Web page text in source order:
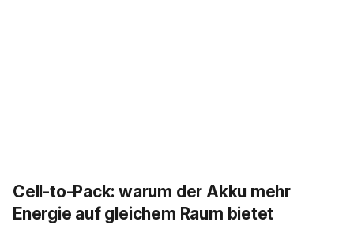
Cell-to-Pack: warum der Akku mehr
Energie auf gleichem Raum bietet